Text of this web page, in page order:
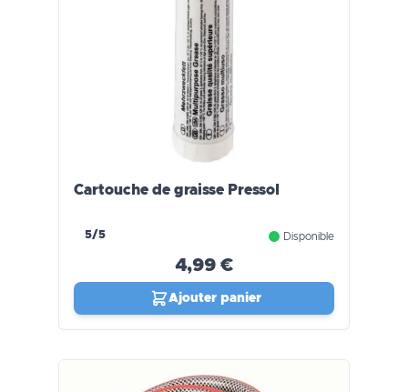
Cartouche de graisse Pressol
5/5 Disponible
4,99 €
Ajouter panier